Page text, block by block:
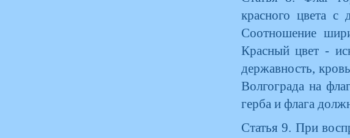
красного цвета с
Соотношение
Красный цвет -
державность,
Волгограда на
герба и флага
Статья 9. При